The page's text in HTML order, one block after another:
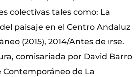
colectivas tales como: La
paisaje en el Centro Andaluz
(2015), 2014/Antes de irse.
comisariada por David Barro
Contemporáneo de La